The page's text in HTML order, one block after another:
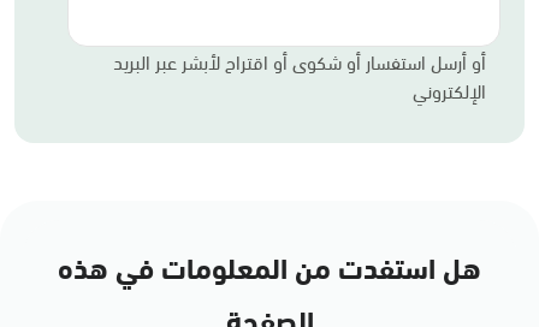
أو أرسل استفسار أو شكوى أو اقتراح لأبشر عبر البريد
الإلكتروني
هل استفدت من المعلومات في هذه